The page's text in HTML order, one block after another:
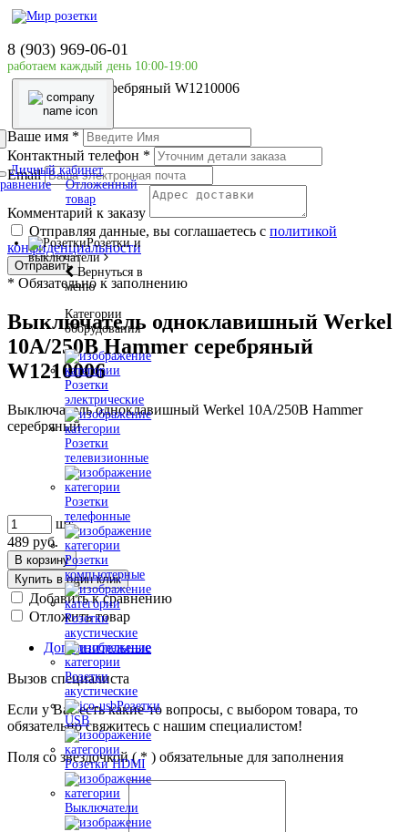
8 (903) 969-06-01
работаем каждый день 10:00-19:00
Личный кабинет
Отложенный
товар
Розетки и
выключатели
Вернуться в
меню
Категории
оборудования
Розетки
электрические
Розетки
телевизионные
Розетки
телефонные
Розетки
компьютерные
Розетки
акустические
Розетки
акустические
Розетки
USB
Розетки HDMI
Выключатели
Главная страница
Выключатели
Выключатель одноклавишный Werkel 10A/250В
Hammer серебряный W1210006
Ваше имя *
Контактный телефон *
Email
Комментарий к заказу
Отправляя данные, вы соглашаетесь с политикой
конфиденциальности
Отправить
* Обязательно к заполнению
Выключатель одноклавишный Werkel
10A/250В Hammer серебряный
W1210006
Выключатель одноклавишный Werkel 10A/250В Hammer
серебряный
шт
489 руб.
В корзину
Купить в один клик
Добавить к сравнению
Отложить товар
Дополнительные
Вызов специалиста
Если у Вас есть какие-то вопросы, с выбором товара, то
обязательно свяжитесь с нашим специалистом!
Поля со звездочкой (* ) обязательные для заполнения